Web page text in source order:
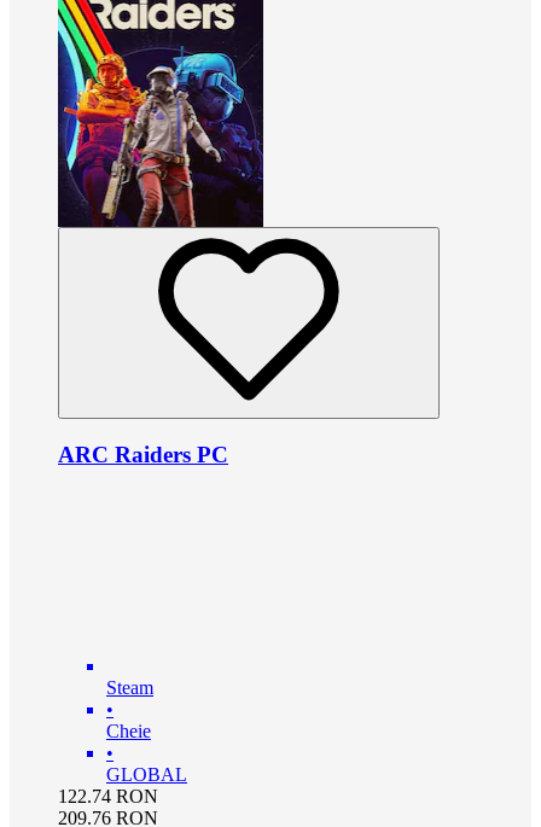
ARC Raiders PC
Steam
•
Cheie
•
GLOBAL
122.74 RON
209.76 RON